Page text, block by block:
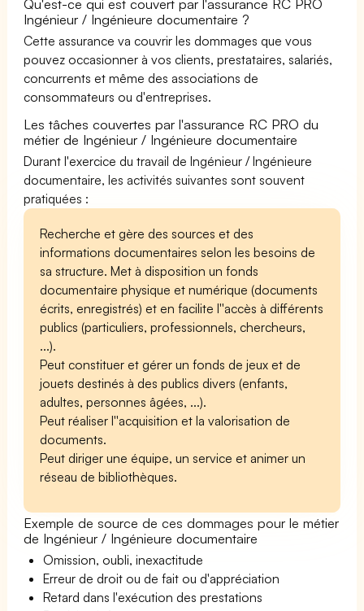
Qu'est-ce qui est couvert par l'assurance RC PRO
Ingénieur / Ingénieure documentaire ?
Cette assurance va couvrir les dommages que vous
pouvez occasionner à vos clients, prestataires, salariés,
concurrents et même des associations de
consommateurs ou d'entreprises.
Les tâches couvertes par l'assurance RC PRO du
métier de Ingénieur / Ingénieure documentaire
Durant l'exercice du travail de Ingénieur / Ingénieure
documentaire, les activités suivantes sont souvent
pratiquées :
Recherche et gère des sources et des
informations documentaires selon les besoins de
sa structure. Met à disposition un fonds
documentaire physique et numérique (documents
écrits, enregistrés) et en facilite l''accès à différents
publics (particuliers, professionnels, chercheurs,
...).
Peut constituer et gérer un fonds de jeux et de
jouets destinés à des publics divers (enfants,
adultes, personnes âgées, ...).
Peut réaliser l''acquisition et la valorisation de
documents.
Peut diriger une équipe, un service et animer un
réseau de bibliothèques.
Exemple de source de ces dommages pour le métier
de Ingénieur / Ingénieure documentaire
Omission, oubli, inexactitude
Erreur de droit ou de fait ou d'appréciation
Retard dans l'exécution des prestations